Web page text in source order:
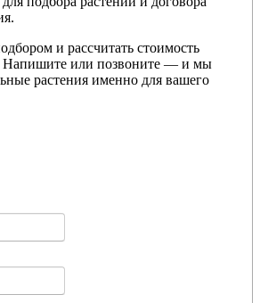
и рассчитать стоимость
Напишите или позвоните — и мы
растения именно для вашего